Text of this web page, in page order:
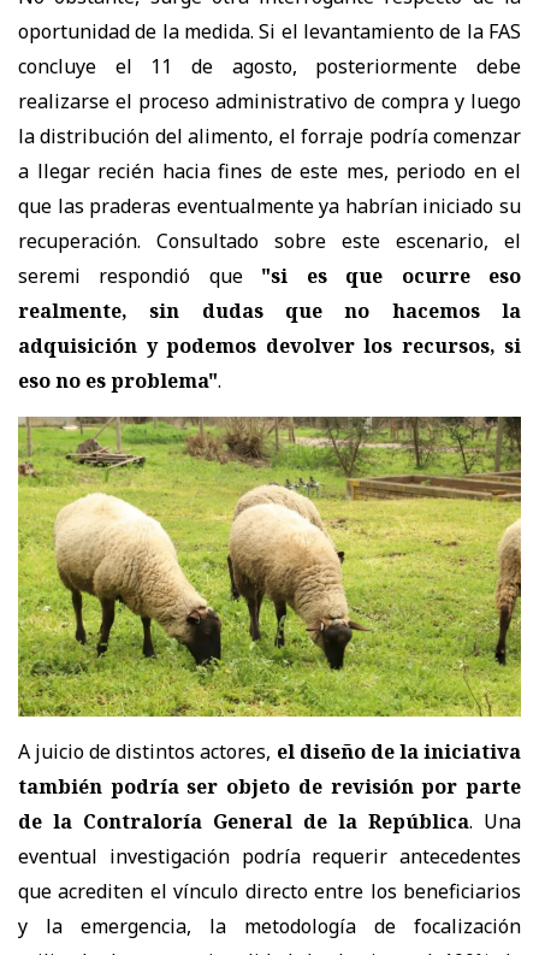
oportunidad de la medida. Si el levantamiento de la FAS
concluye el 11 de agosto, posteriormente debe
realizarse el proceso administrativo de compra y luego
la distribución del alimento, el forraje podría comenzar
a llegar recién hacia fines de este mes, periodo en el
que las praderas eventualmente ya habrían iniciado su
recuperación. Consultado sobre este escenario, el
seremi respondió que "si es que ocurre eso
realmente, sin dudas que no hacemos la
adquisición y podemos devolver los recursos, si
eso no es problema".
A juicio de distintos actores, el diseño de la iniciativa
también podría ser objeto de revisión por parte
de la Contraloría General de la República. Una
eventual investigación podría requerir antecedentes
que acrediten el vínculo directo entre los beneficiarios
y la emergencia, la metodología de focalización